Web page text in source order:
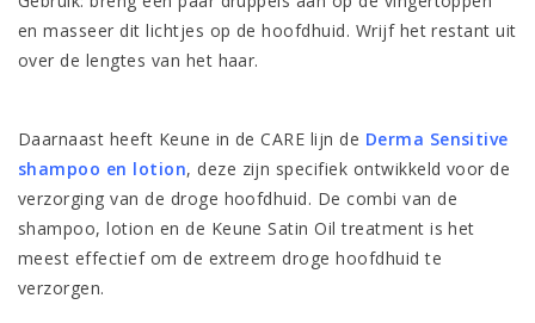
en masseer dit lichtjes op de hoofdhuid. Wrijf het restant uit
over de lengtes van het haar.
Daarnaast heeft Keune in de CARE lijn de Derma Sensitive
shampoo en lotion, deze zijn specifiek ontwikkeld voor de
verzorging van de droge hoofdhuid. De combi van de
shampoo, lotion en de Keune Satin Oil treatment is het
meest effectief om de extreem droge hoofdhuid te
verzorgen.